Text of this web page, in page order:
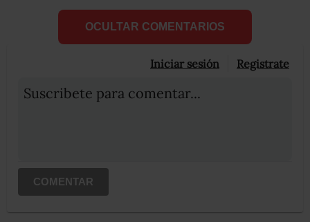
OCULTAR COMENTARIOS
Iniciar sesión Registrate
Suscribete para comentar...
COMENTAR